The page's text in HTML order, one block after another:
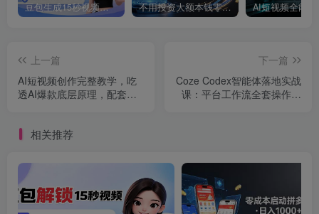
豆包生成15秒视频——浏览器插件：豆包/Dola 视频图片无水印下载 + 解锁15秒视频生成 不用投资大额本钱零成本启动，做拼多多虚拟矩阵，长期稳定！轻松维持日入 1000
上一篇
AI短视频创作完整教学，吃
透AI爆款底层原理，配套即
下一篇
Coze Codex智能体落地实战
课：平台工作流全套操作，
相关推荐